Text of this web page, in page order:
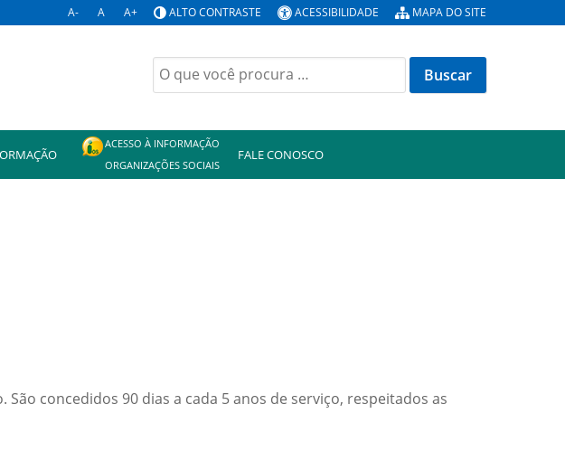
A- A A+ ALTO CONTRASTE ACESSIBILIDADE MAPA DO SITE
Buscar
por:
ACESSO À INFORMAÇÃO
ORGANIZAÇÕES SOCIAIS
FALE CONOSCO
concedidos 90 dias a cada 5 anos de serviço, respeitados as